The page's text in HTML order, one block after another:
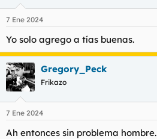
e
:
7 Ene 2024
Yo solo agrego a tías buenas.
Gregory_Peck
Frikazo
7 Ene 2024
Ah entonces sin problema hombre.